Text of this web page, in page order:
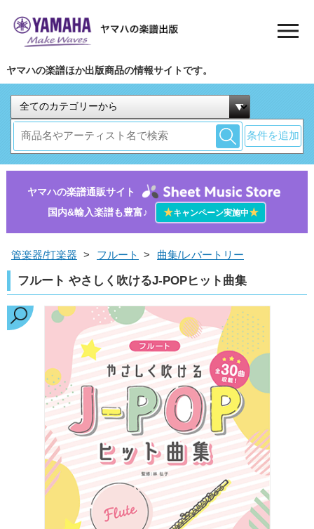
ヤマハの楽譜ほか出版商品の情報サイトです。
条件を追加
ヤマハの楽譜通販サイト
国内&輸入楽譜も豊富♪
★キャンペーン実施中★
管楽器/打楽器 > フルート > 曲集/レパートリー
フルート やさしく吹けるJ-POPヒット曲集